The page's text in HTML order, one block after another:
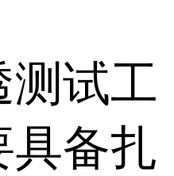
试工
具备扎